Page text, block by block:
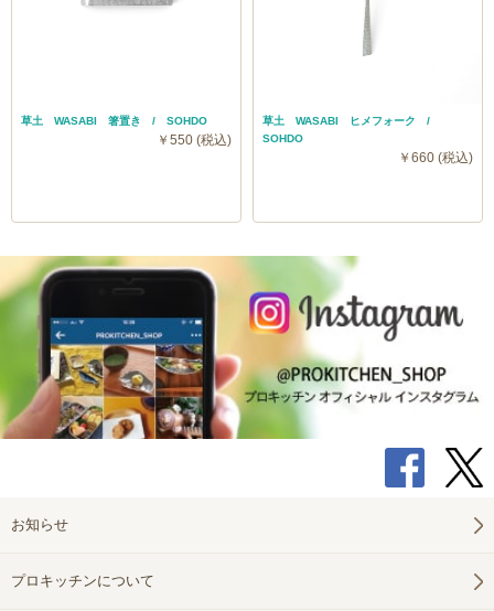
草土 WASABI 箸置き / SOHDO
￥550 (税込)
草土 WASABI ヒメフォーク /
SOHDO
￥660 (税込)
お知らせ
プロキッチンについて